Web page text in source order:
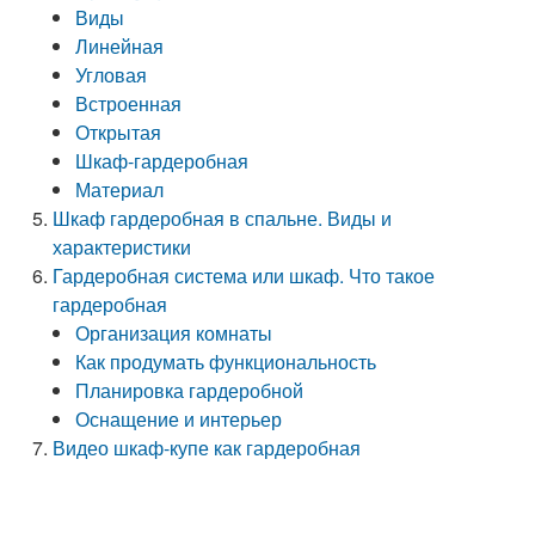
Виды
Линейная
Угловая
Встроенная
Открытая
Шкаф-гардеробная
Материал
Шкаф гардеробная в спальне. Виды и
характеристики
Гардеробная система или шкаф. Что такое
гардеробная
Организация комнаты
Как продумать функциональность
Планировка гардеробной
Оснащение и интерьер
Видео шкаф-купе как гардеробная